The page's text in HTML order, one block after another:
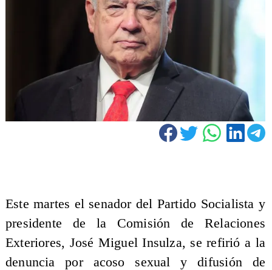
Este martes el senador del Partido Socialista y
presidente de la Comisión de Relaciones
Exteriores, José Miguel Insulza, se refirió a la
denuncia por acoso sexual y difusión de